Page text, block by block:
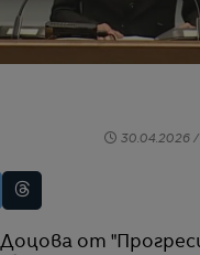
30.04.2026